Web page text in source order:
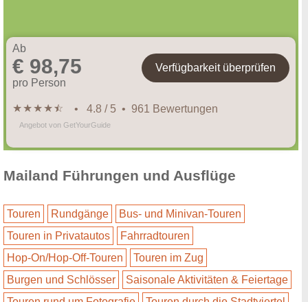
Ab
€ 98,75
pro Person
Verfügbarkeit überprüfen
★★★★★
☆ • 4.8 / 5 • 961 Bewertungen
Angebot von GetYourGuide
Mailand Führungen und Ausflüge
Touren Rundgänge
Bus- und Minivan-Touren
Touren in Privatautos
Fahrradtouren
Hop-On/Hop-Off-Touren
Touren im Zug
Burgen und Schlösser
Saisonale Aktivitäten & Feiertage